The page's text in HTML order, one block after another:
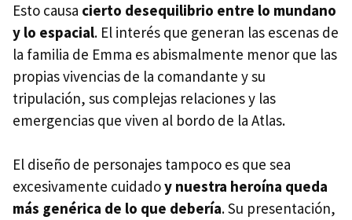
Esto causa cierto desequilibrio entre lo mundano
y lo espacial. El interés que generan las escenas de
la familia de Emma es abismalmente menor que las
propias vivencias de la comandante y su
tripulación, sus complejas relaciones y las
emergencias que viven al bordo de la Atlas.
El diseño de personajes tampoco es que sea
excesivamente cuidadoy nuestra heroína queda
más genérica de lo que debería. Su presentación,